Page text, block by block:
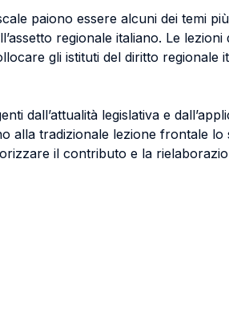
paiono essere alcuni dei temi
regionale italiano. Le
gli istituti del diritto regionale
dall’attualità legislativa e
alla tradizionale lezione frontale lo
il contributo e la